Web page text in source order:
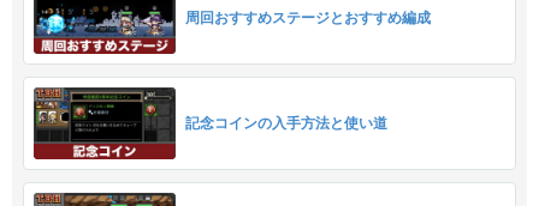
周回おすすめステージとおすすめ編成
記念コインの入手方法と使い道